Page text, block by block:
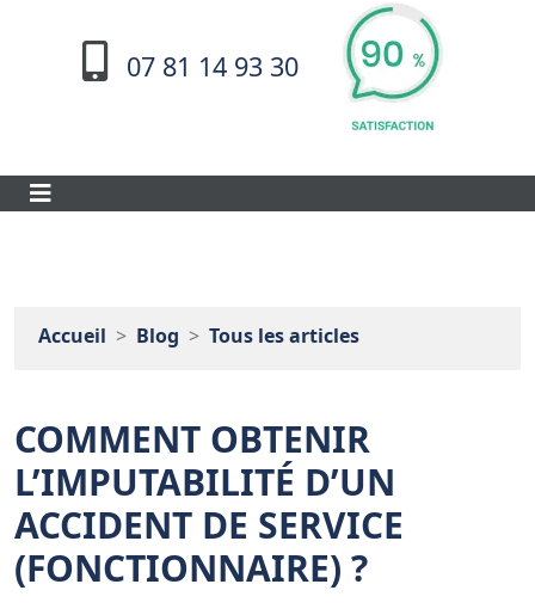
07 81 14 93 30
Accueil Blog Tous les articles
COMMENT OBTENIR
L’IMPUTABILITÉ D’UN
ACCIDENT DE SERVICE
(FONCTIONNAIRE) ?